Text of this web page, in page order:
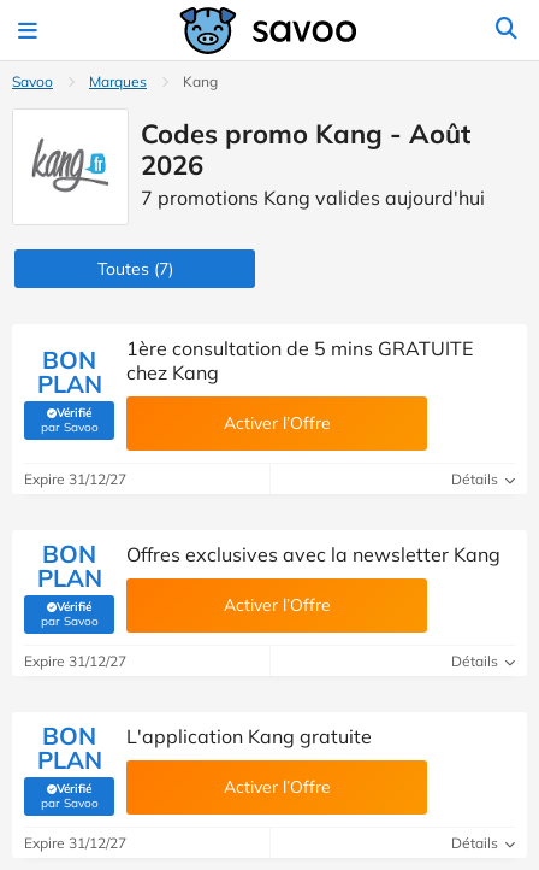
Savoo Marques Kang
Codes promo Kang - Août
2026
7 promotions Kang valides aujourd'hui
Toutes(7)
BON
PLAN
Vérifié
par Savoo(Vérifié par Savoo)
1ère consultation de 5 mins GRATUITE
chez Kang
Activer l’Offre
Expire 31/12/27 Détails
BON
PLAN
Vérifié
par Savoo(Vérifié par Savoo)
Offres exclusives avec la newsletter Kang
Activer l’Offre
Expire 31/12/27 Détails
BON
PLAN
Vérifié
par Savoo(Vérifié par Savoo)
L'application Kang gratuite
Activer l’Offre
Expire 31/12/27 Détails